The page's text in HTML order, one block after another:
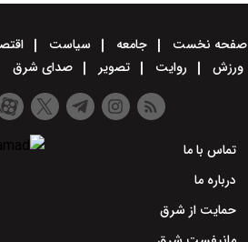
صفحه نخست جامعه سیاست
ورزش
روایت تصویر صدای شرق
تماس با ما
درباره ما
حمایت از شرق